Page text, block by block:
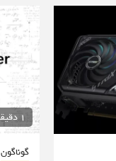
1 دقیقه خوانده شده
گوناگون